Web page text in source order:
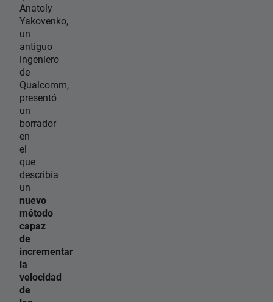
Anatoly
Yakovenko,
un
antiguo
ingeniero
de
Qualcomm,
presentó
un
borrador
en
el
que
describía
un
nuevo
método
capaz
de
incrementar
la
velocidad
de